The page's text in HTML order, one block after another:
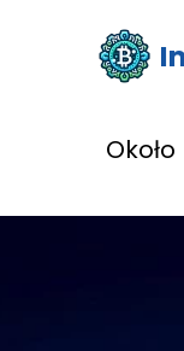
Około